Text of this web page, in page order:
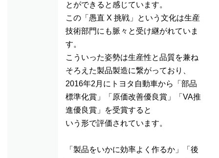
とができると感じています。
この「愚直 X 挑戦」という文化は生産
技術部門にも脈々と受け継がれていま
す。
こういった姿勢は生産性と品質を兼ね
そろえた製品製造に繋がっており、
2016年2月にトヨタ自動車から「部品
標準化賞」「原価改善優良賞」「VA推
進優良賞」を受賞すると
いう形で評価されています。
「製品をいかに効率よく作るか」「後